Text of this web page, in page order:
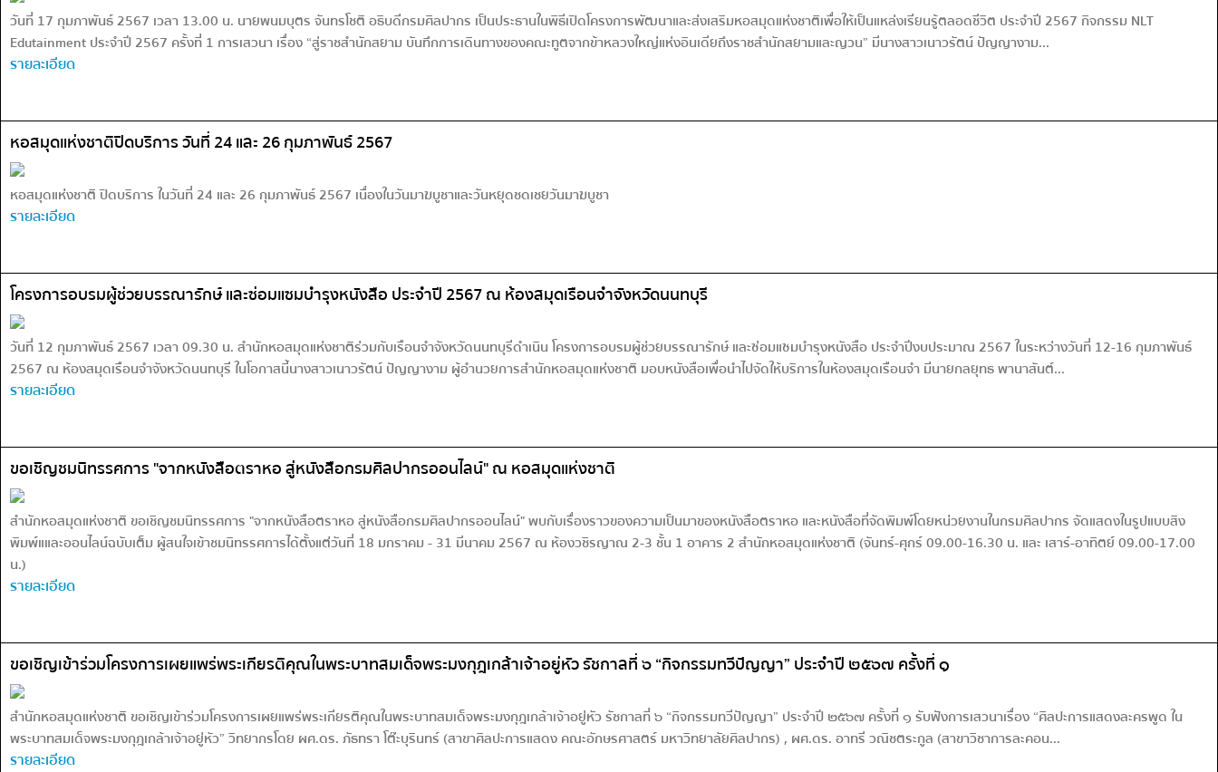
วันที่ 17 กุมภาพันธ์ 2567 เวลา 13.00 น. นายพนมบุตร จันทรโชติ อธิบดีกรมศิลปากร เป็นประธานในพิธีเปิดโครงการพัฒนาและส่งเสริมหอสมุดแห่งชาติเพื่อให้เป็นแหล่งเรียนรู้ตลอดชีวิต ประจำปี 2567 กิจกรรม NLT
Edutainment ประจำปี 2567 ครั้งที่ 1 การเสวนา เรื่อง “สู่ราชสำนักสยาม บันทึกการเดินทางของคณะทูตจากข้าหลวงใหญ่แห่งอินเดียถึงราชสำนักสยามและญวน” มีนางสาวเนาวรัตน์ ปัญญางาม...
รายละเอียด
หอสมุดแห่งชาติปิดบริการ วันที่ 24 และ 26 กุมภาพันธ์ 2567
หอสมุดแห่งชาติ ปิดบริการ ในวันที่ 24 และ 26 กุมภาพันธ์ 2567 เนื่องในวันมาฆบูชาและวันหยุดชดเชยวันมาฆบูชา
รายละเอียด
โครงการอบรมผู้ช่วยบรรณารักษ์ และซ่อมแซมบำรุงหนังสือ ประจำปี 2567 ณ ห้องสมุดเรือนจำจังหวัดนนทบุรี
วันที่ 12 กุมภาพันธ์ 2567 เวลา 09.30 น. สำนักหอสมุดแห่งชาติร่วมกับเรือนจำจังหวัดนนทบุรีดำเนิน โครงการอบรมผู้ช่วยบรรณารักษ์ และซ่อมแซมบำรุงหนังสือ ประจำปีงบประมาณ 2567 ในระหว่างวันที่ 12-16 กุมภาพันธ์
2567 ณ ห้องสมุดเรือนจำจังหวัดนนทบุรี ในโอกาสนี้นางสาวเนาวรัตน์ ปัญญางาม ผู้อำนวยการสำนักหอสมุดแห่งชาติ มอบหนังสือเพื่อนำไปจัดให้บริการในห้องสมุดเรือนจำ มีนายกลยุทธ พานาสันต์...
รายละเอียด
ขอเชิญชมนิทรรศการ "จากหนังสือตราหอ สู่หนังสือกรมศิลปากรออนไลน์" ณ หอสมุดแห่งชาติ
สำนักหอสมุดแห่งชาติ ขอเชิญชมนิทรรศการ "จากหนังสือตราหอ สู่หนังสือกรมศิลปากรออนไลน์" พบกับเรื่องราวของความเป็นมาของหนังสือตราหอ และหนังสือที่จัดพิมพ์โดยหน่วยงานในกรมศิลปากร จัดแสดงในรูปแบบสิง
พิมพ์แและออนไลน์ฉบับเต็ม ผู้สนใจเข้าชมนิทรรศการได้ตั้งแต่วันที่ 18 มกราคม - 31 มีนาคม 2567 ณ ห้องวชิรญาณ 2-3 ชั้น 1 อาคาร 2 สำนักหอสมุดแห่งชาติ (จันทร์-ศุกร์ 09.00-16.30 น. และ เสาร์-อาทิตย์ 09.00-17.00
น.)
รายละเอียด
ขอเชิญเข้าร่วมโครงการเผยแพร่พระเกียรติคุณในพระบาทสมเด็จพระมงกุฎเกล้าเจ้าอยู่หัว รัชกาลที่ ๖ “กิจกรรมทวีปัญญา” ประจำปี ๒๕๖๗ ครั้งที่ ๑
สำนักหอสมุดแห่งชาติ ขอเชิญเข้าร่วมโครงการเผยแพร่พระเกียรติคุณในพระบาทสมเด็จพระมงกุฎเกล้าเจ้าอยู่หัว รัชกาลที่ ๖ “กิจกรรมทวีปัญญา” ประจำปี ๒๕๖๗ ครั้งที่ ๑ รับฟังการเสวนาเรื่อง “ศิลปะการแสดงละครพูด ใน
พระบาทสมเด็จพระมงกุฎเกล้าเจ้าอยู่หัว” วิทยากรโดย ผศ.ดร. ภัธทรา โต๊ะบุรินทร์ (สาขาศิลปะการแสดง คณะอักษรศาสตร์ มหาวิทยาลัยศิลปากร) , ผศ.ดร. อาทรี วณิชตระกูล (สาขาวิชาการละคอน...
รายละเอียด